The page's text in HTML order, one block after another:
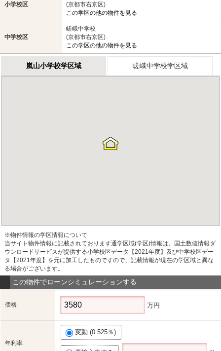
小学校区
(京都市右京区)
この学区の他の物件を見る
中学校区
嵯峨中学校
(京都市右京区)
この学区の他の物件を見る
嵐山小学校学区域 嵯峨中学校学区域
※物件情報の学区情報について
当サイト物件情報に記載されております通学区域(学区)情報は、国土数値情報ダ
ウンロードサービスが提供する小学校区データ【2021年度】及び中学校区デー
タ【2021年度】を元に加工したものですので、記載情報が現在の学区域と異な
る場合がございます。
この物件でローンシミュレーションする
価格 万円
年利率
変動 (0.525％)